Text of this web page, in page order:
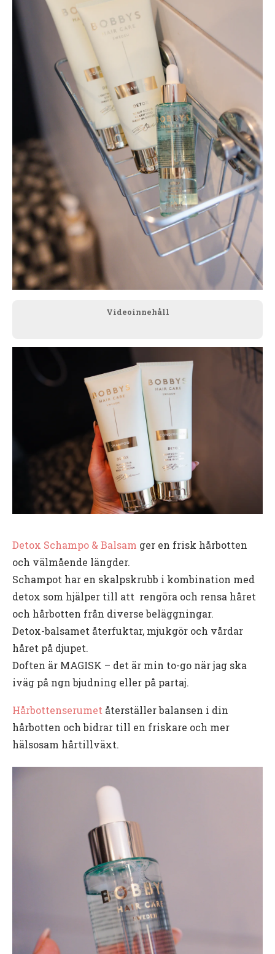
Videoinnehåll
Detox Schampo & Balsam ger en frisk hårbotten
och välmående längder.
Schampot har en skalpskrubb i kombination med
detox som hjälper till att rengöra och rensa håret
och hårbotten från diverse beläggningar.
Detox-balsamet återfuktar, mjukgör och vårdar
håret på djupet.
Doften är MAGISK – det är min to-go när jag ska
iväg på ngn bjudning eller på partaj.
Hårbottenserumet återställer balansen i din
hårbotten och bidrar till en friskare och mer
hälsosam hårtillväxt.